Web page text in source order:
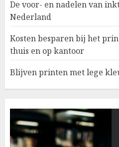
De voor- en nadelen van
Nederland
Kosten besparen bij het
thuis en op kantoor
Blijven printen met lege